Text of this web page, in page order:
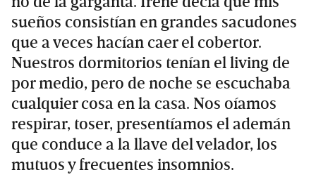
sueños consistían en grandes sacudones
que a veces hacían caer el cobertor.
Nuestros dormitorios tenían el living de
por medio, pero de noche se escuchaba
cualquier cosa en la casa. Nos oíamos
respirar, toser, presentíamos el ademán
que conduce a la llave del velador, los
mutuos y frecuentes insomnios.